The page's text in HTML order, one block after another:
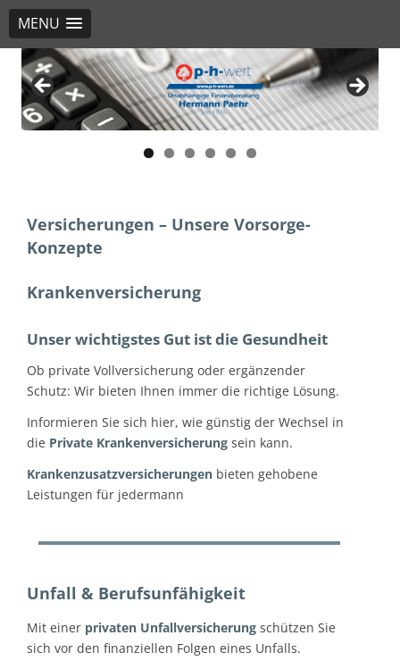
MENU
Hermann Paehr Velden
Versicherungen und Finanzen GmbH & Co.KG
Versicherungen – Unsere Vorsorge-
Konzepte
Krankenversicherung
Unser wichtigstes Gut ist die Gesundheit
Ob private Vollversicherung oder ergänzender
Schutz: Wir bieten Ihnen immer die richtige Lösung.
Informieren Sie sich hier, wie günstig der Wechsel in
die Private Krankenversicherungsein kann.
Krankenzusatzversicherungenbieten gehobene
Leistungen für jedermann
Unfall & Berufsunfähigkeit
Mit einer privaten Unfallversicherungschützen Sie
sich vor den finanziellen Folgen eines Unfalls.